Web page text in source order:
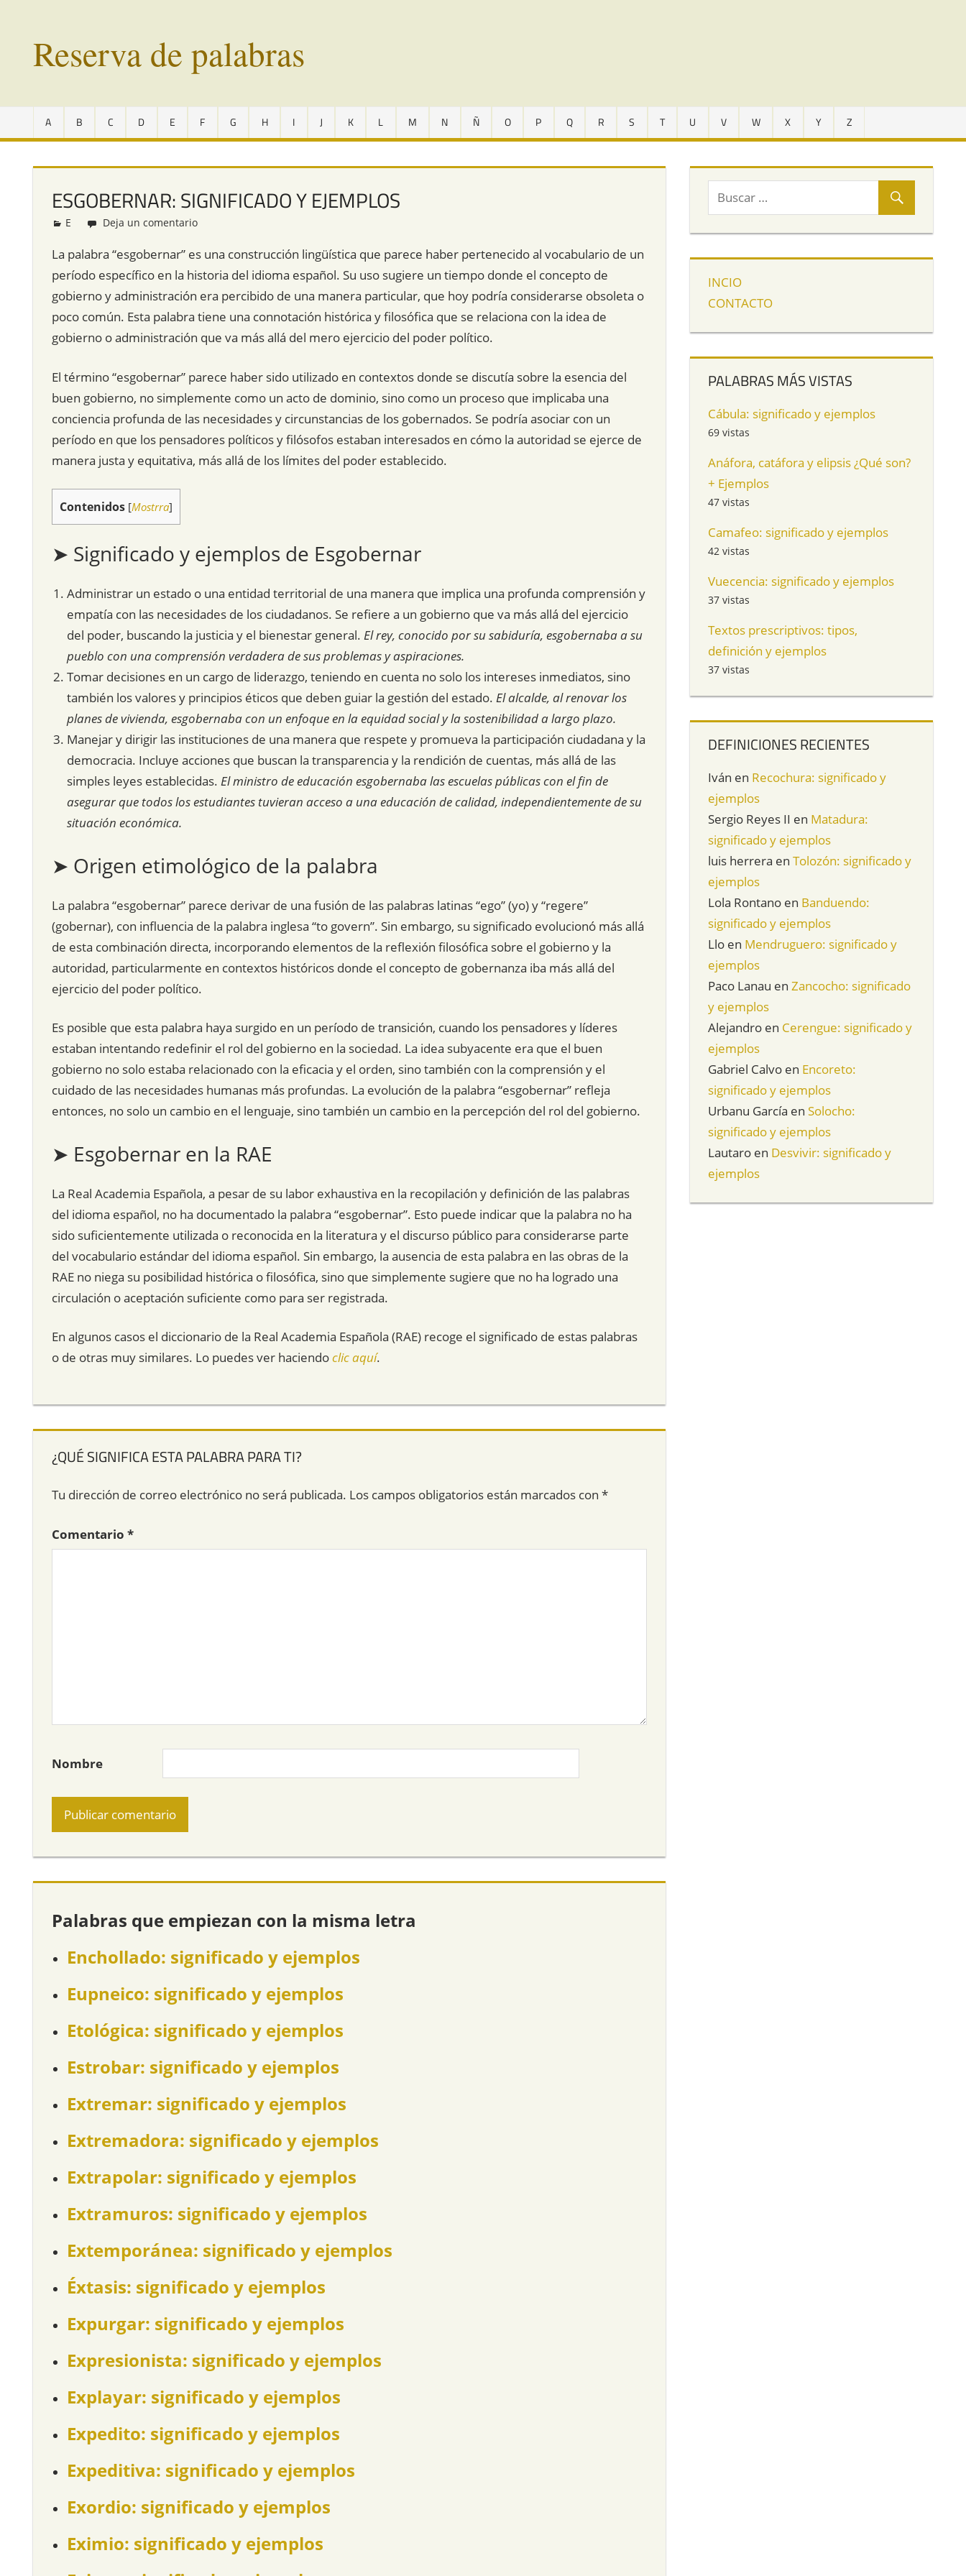
contenidoReserva de palabras
en
vías
extinción
todo
A B C D E F G H I J K L M N Ñ O P Q R S T U V W X Y Z
ESGOBERNAR: SIGNIFICADO Y EJEMPLOS
Redacción
E Deja un comentario
La palabra “esgobernar” es una construcción lingüística que parece haber pertenecido al vocabulario de un
período específico en la historia del idioma español. Su uso sugiere un tiempo donde el concepto de
gobierno y administración era percibido de una manera particular, que hoy podría considerarse obsoleta o
poco común. Esta palabra tiene una connotación histórica y filosófica que se relaciona con la idea de
gobierno o administración que va más allá del mero ejercicio del poder político.
El término “esgobernar” parece haber sido utilizado en contextos donde se discutía sobre la esencia del
buen gobierno, no simplemente como un acto de dominio, sino como un proceso que implicaba una
conciencia profunda de las necesidades y circunstancias de los gobernados. Se podría asociar con un
período en que los pensadores políticos y filósofos estaban interesados en cómo la autoridad se ejerce de
manera justa y equitativa, más allá de los límites del poder establecido.
Contenidos [Mostrra]
➤ Significado y ejemplos de Esgobernar
Administrar un estado o una entidad territorial de una manera que implica una profunda comprensión y
empatía con las necesidades de los ciudadanos. Se refiere a un gobierno que va más allá del ejercicio
del poder, buscando la justicia y el bienestar general. El rey, conocido por su sabiduría, esgobernaba a su
pueblo con una comprensión verdadera de sus problemas y aspiraciones.
Tomar decisiones en un cargo de liderazgo, teniendo en cuenta no solo los intereses inmediatos, sino
también los valores y principios éticos que deben guiar la gestión del estado. El alcalde, al renovar los
planes de vivienda, esgobernaba con un enfoque en la equidad social y la sostenibilidad a largo plazo.
Manejar y dirigir las instituciones de una manera que respete y promueva la participación ciudadana y la
democracia. Incluye acciones que buscan la transparencia y la rendición de cuentas, más allá de las
simples leyes establecidas. El ministro de educación esgobernaba las escuelas públicas con el fin de
asegurar que todos los estudiantes tuvieran acceso a una educación de calidad, independientemente de su
situación económica.
➤ Origen etimológico de la palabra
La palabra “esgobernar” parece derivar de una fusión de las palabras latinas “ego” (yo) y “regere”
(gobernar), con influencia de la palabra inglesa “to govern”. Sin embargo, su significado evolucionó más allá
de esta combinación directa, incorporando elementos de la reflexión filosófica sobre el gobierno y la
autoridad, particularmente en contextos históricos donde el concepto de gobernanza iba más allá del
ejercicio del poder político.
Es posible que esta palabra haya surgido en un período de transición, cuando los pensadores y líderes
estaban intentando redefinir el rol del gobierno en la sociedad. La idea subyacente era que el buen
gobierno no solo estaba relacionado con la eficacia y el orden, sino también con la comprensión y el
cuidado de las necesidades humanas más profundas. La evolución de la palabra “esgobernar” refleja
entonces, no solo un cambio en el lenguaje, sino también un cambio en la percepción del rol del gobierno.
➤ Esgobernar en la RAE
La Real Academia Española, a pesar de su labor exhaustiva en la recopilación y definición de las palabras
del idioma español, no ha documentado la palabra “esgobernar”. Esto puede indicar que la palabra no ha
sido suficientemente utilizada o reconocida en la literatura y el discurso público para considerarse parte
del vocabulario estándar del idioma español. Sin embargo, la ausencia de esta palabra en las obras de la
RAE no niega su posibilidad histórica o filosófica, sino que simplemente sugiere que no ha logrado una
circulación o aceptación suficiente como para ser registrada.
En algunos casos el diccionario de la Real Academia Española (RAE) recoge el significado de estas palabras
o de otras muy similares. Lo puedes ver haciendoclic aquí.
¿QUÉ SIGNIFICA ESTA PALABRA PARA TI?
Tu dirección de correo electrónico no será publicada. Los campos obligatorios están marcados con *
Comentario *
Nombre
Palabras que empiezan con la misma letra
Enchollado: significado y ejemplos
Eupneico: significado y ejemplos
Etológica: significado y ejemplos
Estrobar: significado y ejemplos
Extremar: significado y ejemplos
Extremadora: significado y ejemplos
Extrapolar: significado y ejemplos
Extramuros: significado y ejemplos
Extemporánea: significado y ejemplos
Éxtasis: significado y ejemplos
Expurgar: significado y ejemplos
Expresionista: significado y ejemplos
Explayar: significado y ejemplos
Expedito: significado y ejemplos
Expeditiva: significado y ejemplos
Exordio: significado y ejemplos
Eximio: significado y ejemplos
INCIO
CONTACTO
PALABRAS MÁS VISTAS
Cábula: significado y ejemplos
69 vistas
Anáfora, catáfora y elipsis ¿Qué son?
+ Ejemplos
47 vistas
Camafeo: significado y ejemplos
42 vistas
Vuecencia: significado y ejemplos
37 vistas
Textos prescriptivos: tipos,
definición y ejemplos
37 vistas
DEFINICIONES RECIENTES
Iván en Recochura: significado y
ejemplos
Sergio Reyes II en Matadura:
significado y ejemplos
luis herrera enTolozón: significado y
ejemplos
Lola Rontano en Banduendo:
significado y ejemplos
Llo en Mendruguero: significado y
ejemplos
Paco Lanau enZancocho: significado
y ejemplos
Alejandro en Cerengue: significado y
ejemplos
Gabriel Calvo en Encoreto:
significado y ejemplos
Urbanu García enSolocho:
significado y ejemplos
Lautaro en Desvivir: significado y
ejemplos